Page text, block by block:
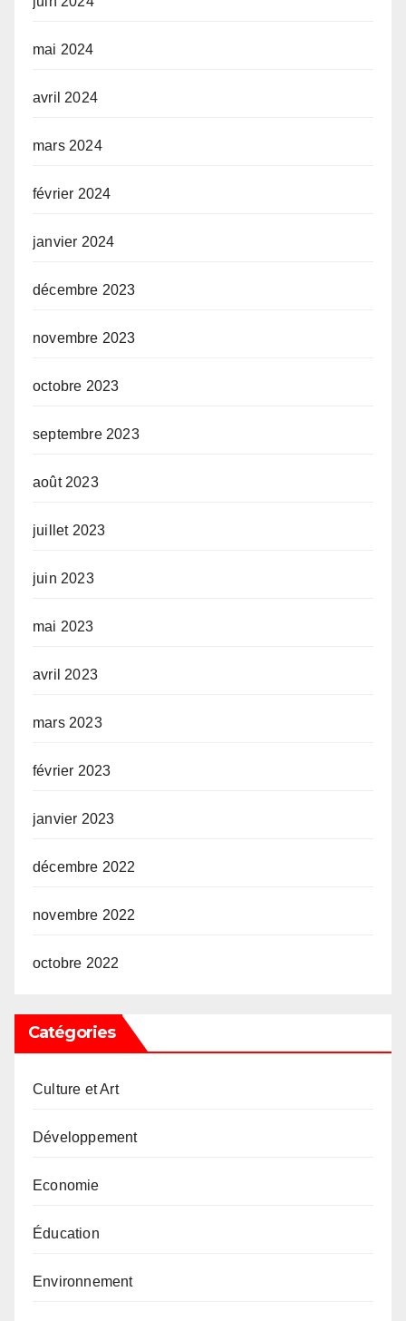
mai 2024
avril 2024
mars 2024
février 2024
janvier 2024
décembre 2023
novembre 2023
octobre 2023
septembre 2023
août 2023
juillet 2023
juin 2023
mai 2023
avril 2023
mars 2023
février 2023
janvier 2023
décembre 2022
novembre 2022
octobre 2022
Catégories
Culture et Art
Développement
Economie
Éducation
Environnement